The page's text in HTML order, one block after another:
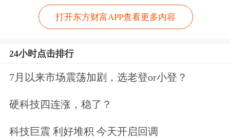
元/盎司的目标价不太可能实现，因为
币政策收紧。
价格预期，将三、四季度银价预测由79
美元/盎司、84美元/盎司调整至68美元/
打开东方财富APP查看更多内容
24小时点击排行
7月以来市场震荡加剧，选老登or小登？
硬科技四连涨，稳了？
科技巨震 利好堆积 今天开启回调